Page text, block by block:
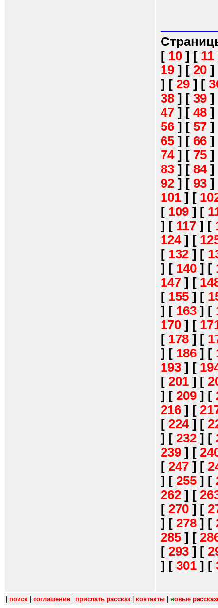
[ 10 ] [ 11
19 ] [ 20 ]
] [ 29 ] [
38 ] [ 39 ]
47 ] [ 48 ]
56 ] [ 57 ]
65 ] [ 66 ]
74] [ 75 ]
83 ] [ 84]
92 ] [ 93 ]
101 ] [
[ 109 ] [
] [ 117 ] [
124] [
[ 132 ] [
] [ 140 ] [
147 ] [
[ 155 ] [
] [ 163 ] [
170 ] [
[ 178 ] [
] [ 186 ] [
193 ] [
[ 201 ] [
] [ 209 ] [
216 ] [
[ 224] [
] [ 232 ] [
239 ] [
[ 247 ] [
] [ 255 ] [
262 ] [
[ 270 ] [
] [ 278 ] [
285 ] [
[ 293 ] [
] [ 301 ] [
поиск соглашение прислать рассказ контакты новые